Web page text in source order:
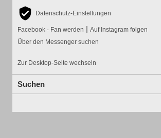
Datenschutz-Einstellungen
Facebook - Fan werden | Auf Instagram folgen
Über den Messenger suchen
Zur Desktop-Seite wechseln
Suchen